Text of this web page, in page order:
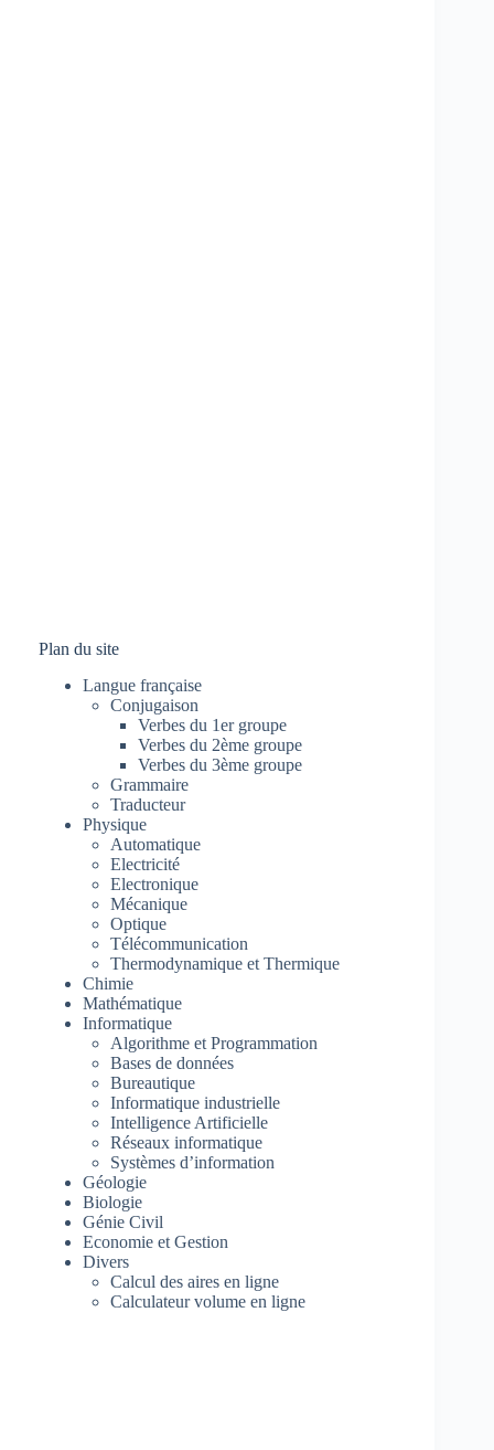
Plan du site
Langue française
Conjugaison
Verbes du 1er groupe
Verbes du 2ème groupe
Verbes du 3ème groupe
Grammaire
Traducteur
Physique
Automatique
Electricité
Electronique
Mécanique
Optique
Télécommunication
Thermodynamique et Thermique
Chimie
Mathématique
Informatique
Algorithme et Programmation
Bases de données
Bureautique
Informatique industrielle
Intelligence Artificielle
Réseaux informatique
Systèmes d’information
Géologie
Biologie
Génie Civil
Economie et Gestion
Divers
Calcul des aires en ligne
Calculateur volume en ligne